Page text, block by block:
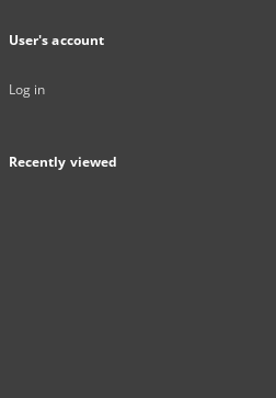
User's account
Log in
Recently viewed